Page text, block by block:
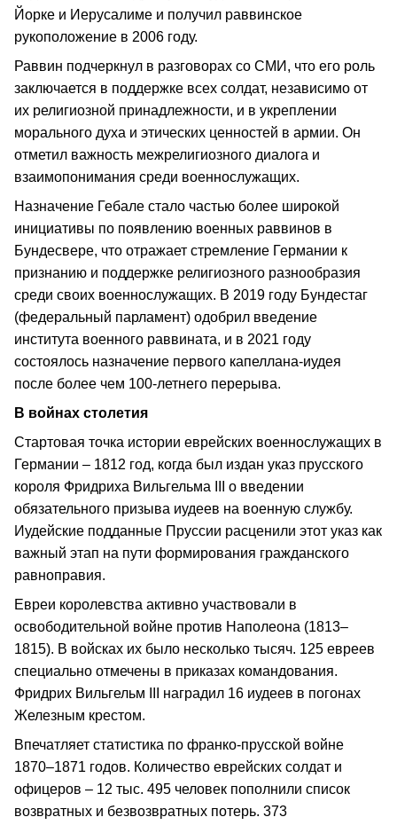
Йорке и Иерусалиме и получил раввинское
рукоположение в 2006 году.
Раввин подчеркнул в разговорах со СМИ, что его роль
заключается в поддержке всех солдат, независимо от
их религиозной принадлежности, и в укреплении
морального духа и этических ценностей в армии. Он
отметил важность межрелигиозного диалога и
взаимопонимания среди военнослужащих.
Назначение Гебале cтало частью более широкой
инициативы по появлению военных раввинов в
Бундесвере, что отражает стремление Германии к
признанию и поддержке религиозного разнообразия
среди своих военнослужащих. В 2019 году Бундестаг
(федеральный парламент) одобрил введение
института военного раввината, и в 2021 году
состоялось назначение первого капеллана-иудея
после более чем 100-летнего перерыва.
В войнах столетия
Стартовая точка истории еврейских военнослужащих в
Германии – 1812 год, когда был издан указ прусского
короля Фридриха Вильгельма III о введении
обязательного призыва иудеев на военную службу.
Иудейские подданные Пруссии расценили этот указ как
важный этап на пути формирования гражданского
равноправия.
Евреи королевства активно участвовали в
освободительной войне против Наполеона (1813–
1815). В войсках их было несколько тысяч. 125 евреев
специально отмечены в приказах командования.
Фридрих Вильгельм III наградил 16 иудеев в погонах
Железным крестом.
Впечатляет статистика по франко-прусской войне
1870–1871 годов. Количество еврейских солдат и
офицеров – 12 тыс. 495 человек пополнили список
возвратных и безвозвратных потерь. 373